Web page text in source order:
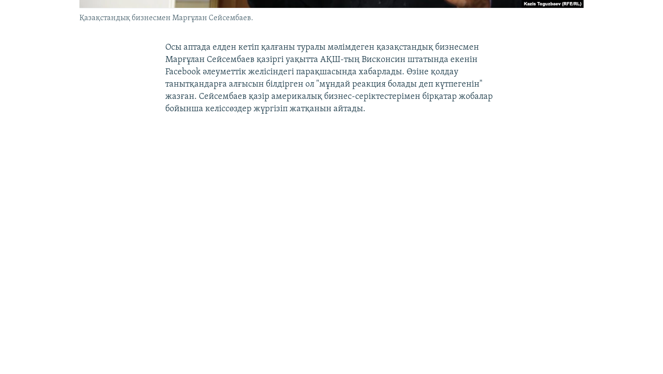
Қазақстандық бизнесмен Марғұлан Сейсембаев.
Осы аптада елден кетіп қалғаны туралы мәлімдеген қазақстандық бизнесмен
Марғұлан Сейсембаев қазіргі уақытта АҚШ-тың Висконсин штатында екенін
Facebook әлеуметтік желісіндегі парақшасында хабарлады. Өзіне қолдау
танытқандарға алғысын білдірген ол "мұндай реакция болады деп күтпегенін"
жазған. Сейсембаев қазір америкалық бизнес-серіктестерімен бірқатар жобалар
бойынша келіссөздер жүргізіп жатқанын айтады.